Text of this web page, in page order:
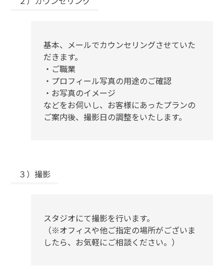
基本、メールでカウンセリングさせていた
だきます。
・ご職業
・プロフィール写真の用途のご確認
・お写真のイメージ
などをお伺いし、お客様にあったプランの
ご案内後、撮影日の調整をいたします。
３）撮影
スタジオにて撮影を行います。
（※オフィスや他ご指定の場所がございま
したら、お気軽にご相談ください。）